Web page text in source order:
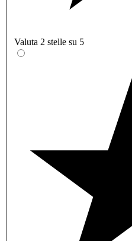
Valuta 2 stelle su 5